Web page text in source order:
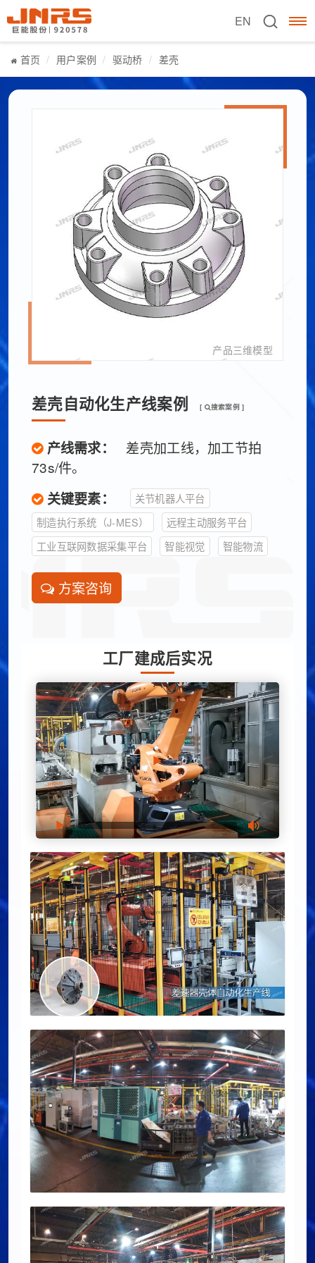
EN
首页 用户案例 驱动桥 差壳
产品三维模型
差壳自动化生产线案例 [ 搜索案例 ]
产线需求：
差壳加工线，加工节拍
73s/件。
关键要素：
关节机器人平台
制造执行系统（J-MES）
远程主动服务平台
工业互联网数据采集平台
智能视觉 智能物流
方案咨询
工厂建成后实况